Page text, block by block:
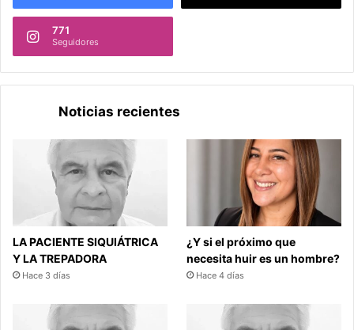
771
Seguidores
Noticias recientes
LA PACIENTE SIQUIÁTRICA
Y LA TREPADORA
Hace 3 días
¿Y si el próximo que
necesita huir es un hombre?
Hace 4 días